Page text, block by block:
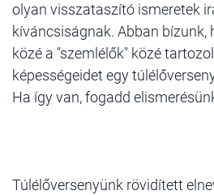
olyan visszataszító ismeretek
kíváncsiságnak. Abban bízunk,
közé a "szemlélők" közé
képességeidet egy
Ha így van, fogadd
Túlélőversenyünk rövidített